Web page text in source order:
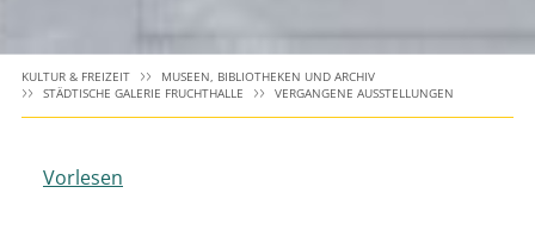
KULTUR & FREIZEIT
MUSEEN, BIBLIOTHEKEN UND ARCHIV
STÄDTISCHE GALERIE FRUCHTHALLE
VERGANGENE AUSSTELLUNGEN
Vorlesen